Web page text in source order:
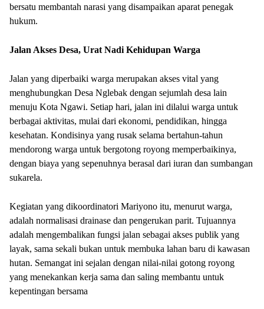
bersatu membantah narasi yang disampaikan aparat penegak
hukum.
Jalan Akses Desa, Urat Nadi Kehidupan Warga
Jalan yang diperbaiki warga merupakan akses vital yang
menghubungkan Desa Nglebak dengan sejumlah desa lain
menuju Kota Ngawi. Setiap hari, jalan ini dilalui warga untuk
berbagai aktivitas, mulai dari ekonomi, pendidikan, hingga
kesehatan. Kondisinya yang rusak selama bertahun-tahun
mendorong warga untuk bergotong royong memperbaikinya,
dengan biaya yang sepenuhnya berasal dari iuran dan sumbangan
sukarela.
Kegiatan yang dikoordinatori Mariyono itu, menurut warga,
adalah normalisasi drainase dan pengerukan parit. Tujuannya
adalah mengembalikan fungsi jalan sebagai akses publik yang
layak, sama sekali bukan untuk membuka lahan baru di kawasan
hutan. Semangat ini sejalan dengan nilai-nilai gotong royong
yang menekankan kerja sama dan saling membantu untuk
kepentingan bersama